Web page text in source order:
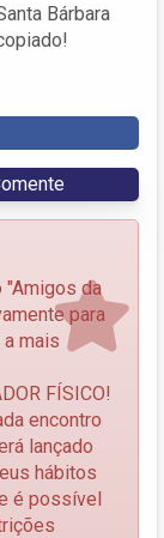
Bárbara
"Amigos da
para
mais
FÍSICO!
encontro
lançado
hábitos
é possível